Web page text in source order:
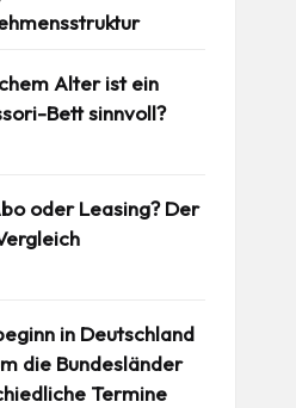
Alter ist ein
Bett sinnvoll?
oder Leasing? Der
in Deutschland
die Bundesländer
Termine